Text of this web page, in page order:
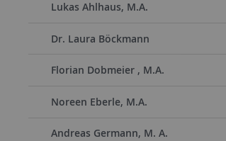
Lukas Ahlhaus, M.A.
Dr. Laura Böckmann
Florian Dobmeier , M.A.
Noreen Eberle, M.A.
Andreas Germann, M. A.